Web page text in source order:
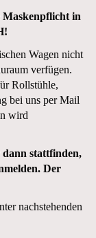
Maskenpflicht in
Wagen nicht
verfügen.
Rollstühle,
bei uns per Mail
wird
stattfinden,
Der
nachstehenden